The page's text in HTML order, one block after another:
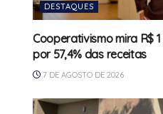
DESTAQUES
Cooperativismo mira R$
por 57,4% das receitas
7 DE AGOSTO DE 2026